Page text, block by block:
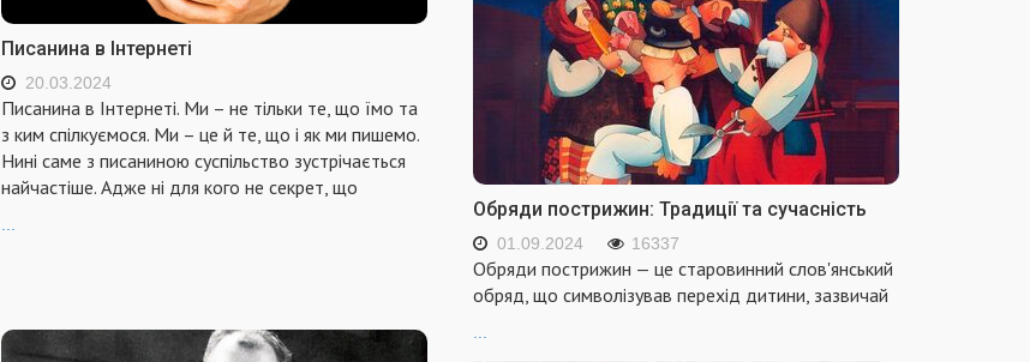
Писанина в Інтернеті
20.03.2024
Писанина в Інтернеті. Ми – не тільки те, що їмо та
з ким спілкуємося. Ми – це й те, що і як ми пишемо.
Нині саме з писаниною суспільство зустрічається
найчастіше. Адже ні для кого не секрет, що
Обряди пострижин: Традиції та сучасність
01.09.2024 16337
Обряди пострижин — це старовинний слов'янський
обряд, що символізував перехід дитини, зазвичай
...